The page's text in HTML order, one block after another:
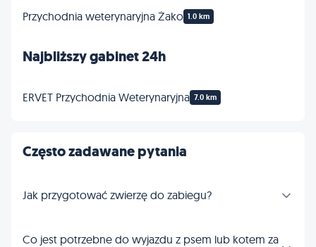
Przychodnia weterynaryjna Żako 1.0 km
Najbliższy gabinet 24h
ERVET Przychodnia Weterynaryjna 7.0 km
Często zadawane pytania
Jak przygotować zwierzę do zabiegu?
Co jest potrzebne do wyjazdu z psem lub kotem za